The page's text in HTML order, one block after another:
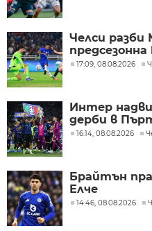
Челси разби
17:09, 08.08.2026
Интер
дерби в
16:14, 08.08.2026
Брайтън
Елче
14:46, 08.08.2026